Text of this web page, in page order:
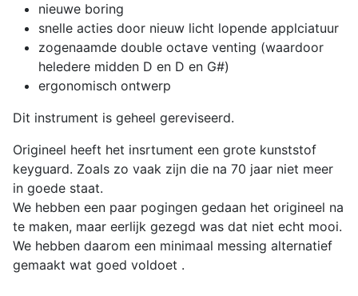
nieuwe boring
snelle acties door nieuw licht lopende applciatuur
zogenaamde double octave venting (waardoor
heledere midden D en D en G#)
ergonomisch ontwerp
Dit instrument is geheel gereviseerd.
Origineel heeft het insrtument een grote kunststof
keyguard. Zoals zo vaak zijn die na 70 jaar niet meer
in goede staat.
We hebben een paar pogingen gedaan het origineel na
te maken, maar eerlijk gezegd was dat niet echt mooi.
We hebben daarom een minimaal messing alternatief
gemaakt wat goed voldoet .